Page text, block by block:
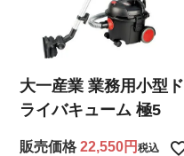
大一産業 業務用小型ド
ライバキューム 極5
販売価格 22,550 税込